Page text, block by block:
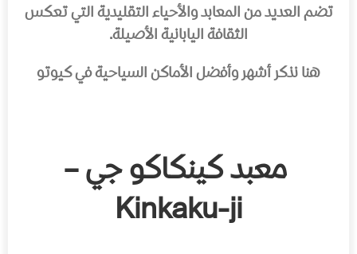
تضم العديد من المعابد والأحياء التقليدية التي تعكس
الثقافة اليابانية الأصيلة.
هنا نذكر أشهر وأفضل الأماكن السياحية في كيوتو
معبد كينكاكو جي –
Kinkaku-ji